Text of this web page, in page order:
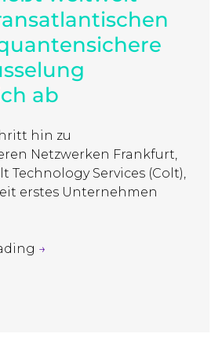
ab
hin zu
Netzwerken Frankfurt,
Technology Services (Colt),
erstes Unternehmen
→